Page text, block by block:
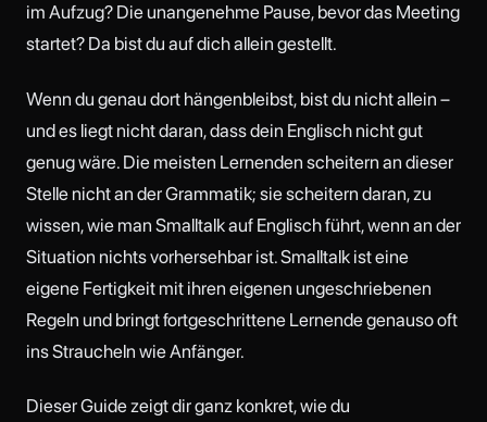
im Aufzug? Die unangenehme Pause, bevor das Meeting
startet? Da bist du auf dich allein gestellt.
Wenn du genau dort hängenbleibst, bist du nicht allein –
und es liegt nicht daran, dass dein Englisch nicht gut
genug wäre. Die meisten Lernenden scheitern an dieser
Stelle nicht an der Grammatik; sie scheitern daran, zu
wissen, wie man Smalltalk auf Englisch führt, wenn an der
Situation nichts vorhersehbar ist. Smalltalk ist eine
eigene Fertigkeit mit ihren eigenen ungeschriebenen
Regeln und bringt fortgeschrittene Lernende genauso oft
ins Straucheln wie Anfänger.
Dieser Guide zeigt dir ganz konkret, wie du